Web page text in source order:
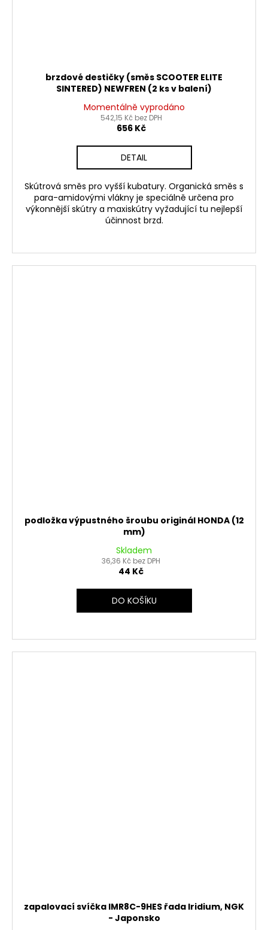
brzdové destičky (směs SCOOTER ELITE
SINTERED) NEWFREN (2 ks v balení)
Momentálně vyprodáno
542,15 Kč bez DPH
656 Kč
DETAIL
Skútrová směs pro vyšší kubatury. Organická směs s
para-amidovými vlákny je speciálně určena pro
výkonnější skútry a maxiskútry vyžadující tu nejlepší
účinnost brzd.
podložka výpustného šroubu originál HONDA (12
mm)
Skladem
36,36 Kč bez DPH
44 Kč
DO KOŠÍKU
zapalovací svíčka IMR8C-9HES řada Iridium, NGK
- Japonsko